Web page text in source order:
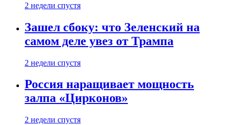
2 недели спустя
Зашел сбоку: что Зеленский на
самом деле увез от Трампа
2 недели спустя
Россия наращивает мощность
залпа «Цирконов»
2 недели спустя